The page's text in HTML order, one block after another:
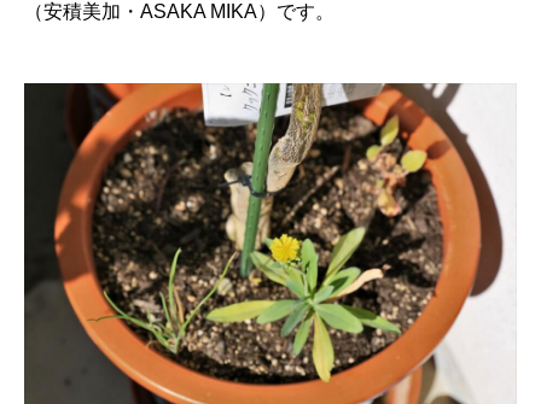
（安積美加・ASAKA MIKA）です。